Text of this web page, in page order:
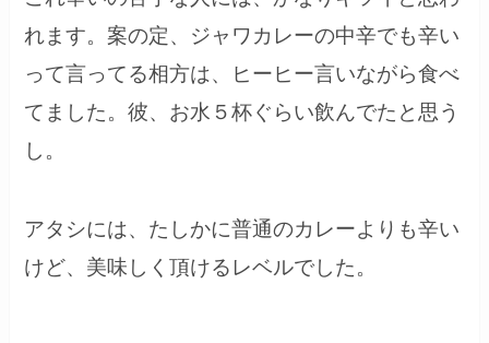
れます。案の定、ジャワカレーの中辛でも辛い
って言ってる相方は、ヒーヒー言いながら食べ
てました。彼、お水５杯ぐらい飲んでたと思う
し。
アタシには、たしかに普通のカレーよりも辛い
けど、美味しく頂けるレベルでした。